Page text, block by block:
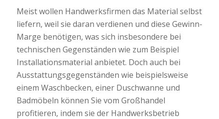
Meist wollen Handwerksfirmen das Material selbst
liefern, weil sie daran verdienen und diese Gewinn-
Marge benötigen, was sich insbesondere bei
technischen Gegenständen wie zum Beispiel
Installationsmaterial anbietet. Doch auch bei
Ausstattungsgegenständen wie beispielsweise
einem Waschbecken, einer Duschwanne und
Badmöbeln können Sie vom Großhandel
profitieren, indem sie der Handwerksbetrieb